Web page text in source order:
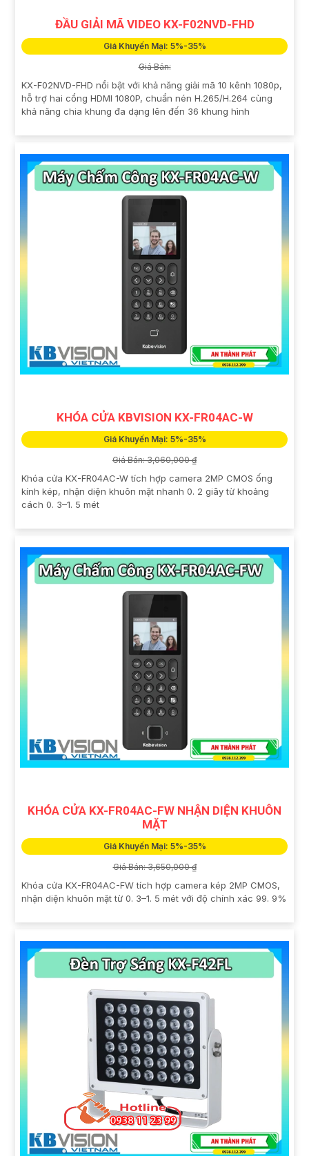
ĐẦU GIẢI MÃ VIDEO KX-F02NVD-FHD
Giá Khuyến Mại: 5%-35%
Giá Bán:
KX-F02NVD-FHD nổi bật với khả năng giải mã 10 kênh 1080p,
hỗ trợ hai cổng HDMI 1080P, chuẩn nén H.265/H.264 cùng
khả năng chia khung đa dạng lên đến 36 khung hình
KHÓA CỬA KBVISION KX-FR04AC-W
Giá Khuyến Mại: 5%-35%
Giá Bán: 3,060,000 ₫
Khóa cửa KX-FR04AC-W tích hợp camera 2MP CMOS ống
kính kép, nhận diện khuôn mặt nhanh 0. 2 giây từ khoảng
cách 0. 3–1. 5 mét
KHÓA CỬA KX-FR04AC-FW NHẬN DIỆN KHUÔN
MẶT
Giá Khuyến Mại: 5%-35%
Giá Bán: 3,650,000 ₫
Khóa cửa KX-FR04AC-FW tích hợp camera kép 2MP CMOS,
nhận diện khuôn mặt từ 0. 3–1. 5 mét với độ chính xác 99. 9%